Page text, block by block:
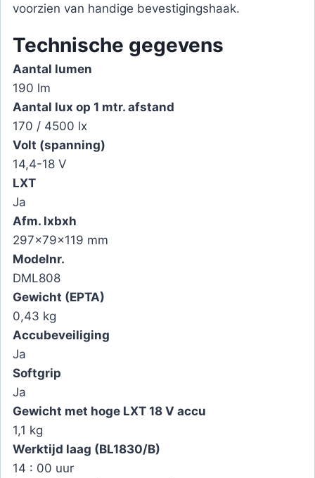
voorzien van handige bevestigingshaak.
Technische gegevens
Aantal lumen
190 lm
Aantal lux op 1 mtr. afstand
170 / 4500 lx
Volt (spanning)
14,4-18 V
LXT
Ja
Afm. lxbxh
297x79x119 mm
Modelnr.
DML808
Gewicht (EPTA)
0,43 kg
Accubeveiliging
Ja
Softgrip
Ja
Gewicht met hoge LXT 18 V accu
1,1 kg
Werktijd laag (BL1830/B)
14 : 00 uur